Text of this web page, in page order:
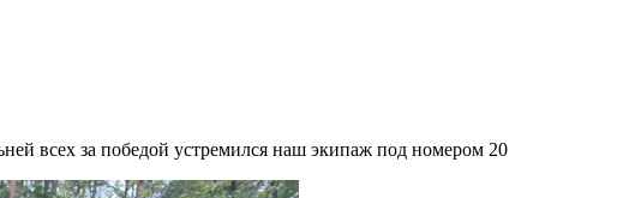
всех за победой устремился наш экипаж под номером 20